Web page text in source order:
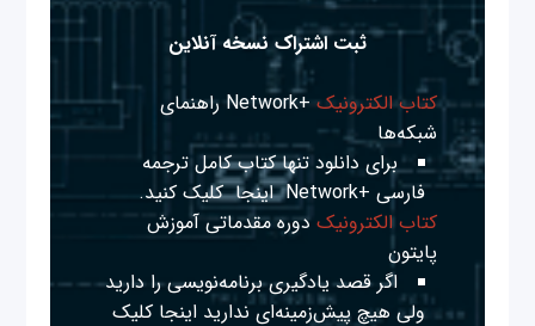
ثبت اشتراک نسخه آنلاین
کتاب الکترونیک
+Network راهنمای
شبکه‌ها
برای دانلود تنها کتاب کامل ترجمه
فارسی +Network
اینجا کلیک کنید.
کتاب الکترونیک دوره مقدماتی آموزش
پایتون
اگر قصد یادگیری برنامه‌نویسی را دارید
ولی هیچ پیش‌زمینه‌ای نداریداینجا کلیک